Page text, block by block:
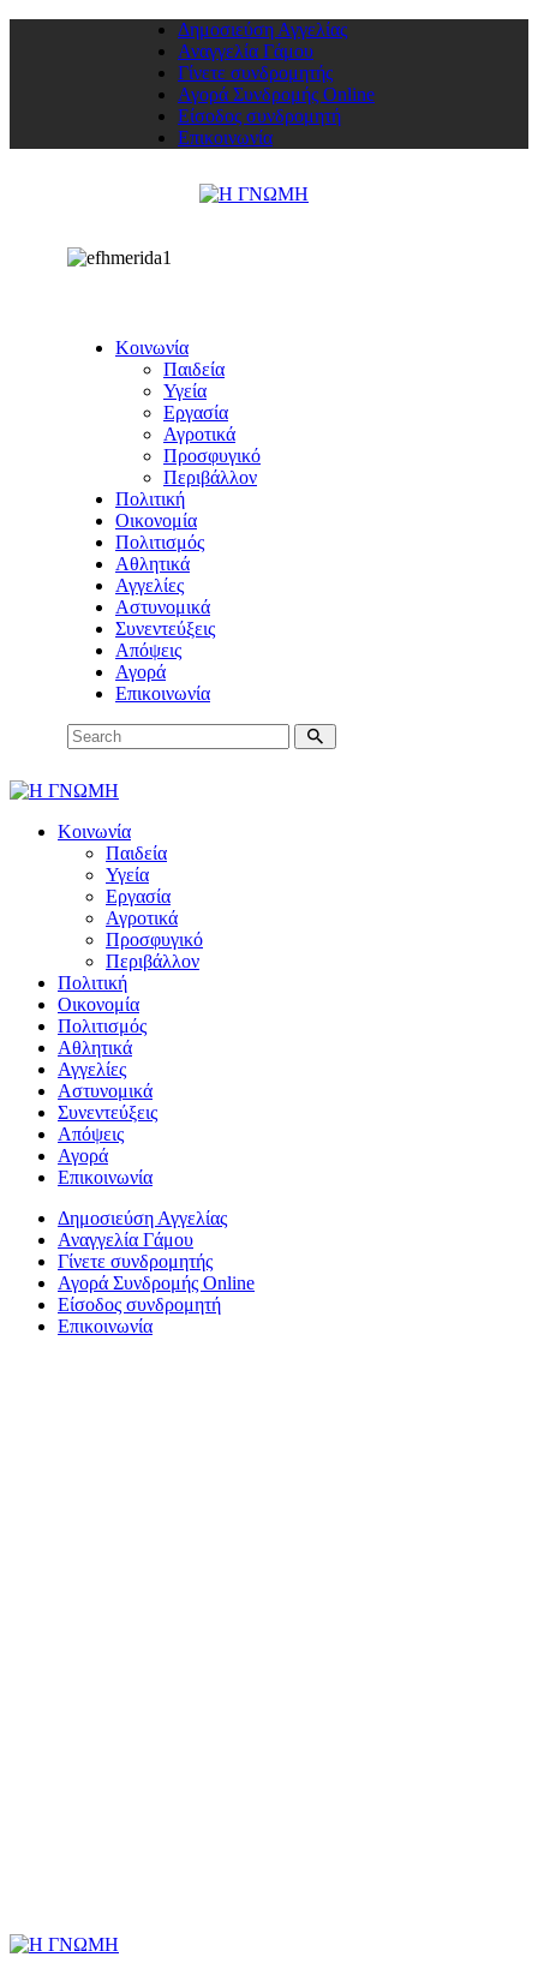
Δημοσιεύση Αγγελίας
Αναγγελία Γάμου
Γίνετε συνδρομητής
Αγορά Συνδρομής Online
Είσοδος συνδρομητή
Επικοινωνία
Κοινωνία
Παιδεία
Υγεία
Εργασία
Αγροτικά
Προσφυγικό
Περιβάλλον
Πολιτική
Οικονομία
Πολιτισμός
Αθλητικά
Αγγελίες
Αστυνομικά
Συνεντεύξεις
Απόψεις
Αγορά
Επικοινωνία
Κοινωνία
Παιδεία
Υγεία
Εργασία
Αγροτικά
Προσφυγικό
Περιβάλλον
Πολιτική
Οικονομία
Πολιτισμός
Αθλητικά
Αγγελίες
Αστυνομικά
Συνεντεύξεις
Απόψεις
Αγορά
Επικοινωνία
Δημοσιεύση Αγγελίας
Αναγγελία Γάμου
Γίνετε συνδρομητής
Αγορά Συνδρομής Online
Είσοδος συνδρομητή
Επικοινωνία